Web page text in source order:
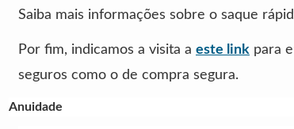
Saiba mais informações sobre o saque
Por fim, indicamos a visita a este link para
seguros como o de compra segura.
Anuidade